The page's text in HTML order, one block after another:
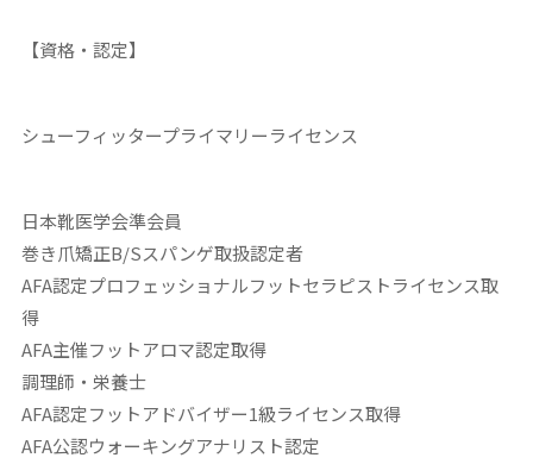
【資格・認定】
シューフィッタープライマリーライセンス
日本靴医学会準会員
巻き爪矯正B/Sスパンゲ取扱認定者
AFA認定プロフェッショナルフットセラピストライセンス取
得
AFA主催フットアロマ認定取得
調理師・栄養士
AFA認定フットアドバイザー1級ライセンス取得
AFA公認ウォーキングアナリスト認定